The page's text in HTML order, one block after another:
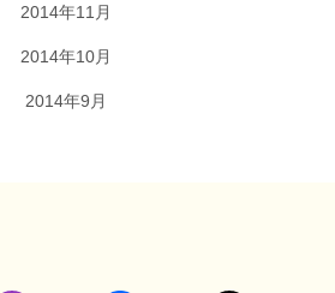
2014年11月
2014年10月
2014年9月